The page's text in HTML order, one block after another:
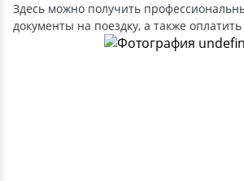
Здесь можно получить
документы на поездку, а также